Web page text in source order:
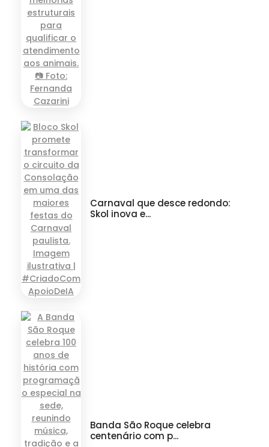
Carnaval que desce redondo:
Skol inova e...
Banda São Roque celebra
centenário com p...